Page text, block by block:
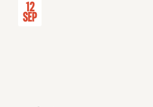
12
Sep